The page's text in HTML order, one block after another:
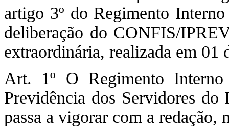
artigo 3º do Regimento
deliberação do CONFIS/
extraordinária, realizada em 01
Art. 1º O Regimento
Previdência dos Servidores
passa a vigorar com a redação,